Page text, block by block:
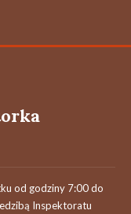
od godziny 7:00 do
Inspektoratu